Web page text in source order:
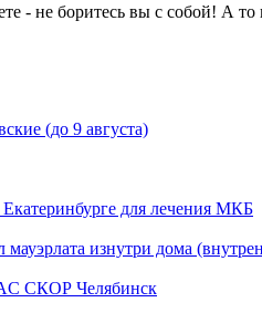
- не боритесь вы с собой! А то
(до 9 августа)
для лечения МКБ
изнутри дома
СКОР Челябинск